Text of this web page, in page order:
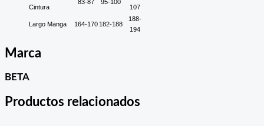
Cintura
83-87 95-100
107
Largo Manga 164-170 182-188
188-
194
Marca
BETA
Productos relacionados